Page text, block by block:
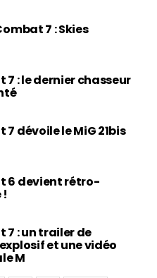
7 : Skies
7 : le dernier chasseur
7 dévoile le MiG 21bis
6 devient rétro-
7 : un trailer de
et une vidéo
M